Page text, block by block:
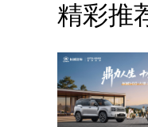
精彩推